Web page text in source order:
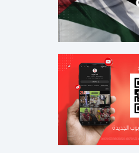
موثقة..
مستقل بفحص
الرسائل
وملادينوف